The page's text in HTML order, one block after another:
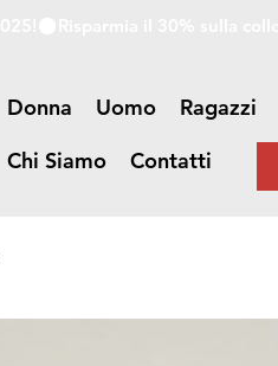
Donna Uomo Ragazzi
Chi Siamo
Contatti